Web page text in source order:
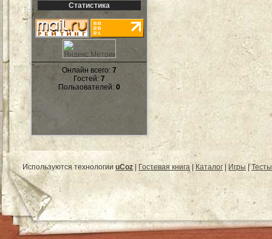
Статистика
Онлайн всего: 7
Гостей: 7
Пользователей: 0
Используются технологии uCoz | Гостевая книга | Каталог | Игры |Тесты